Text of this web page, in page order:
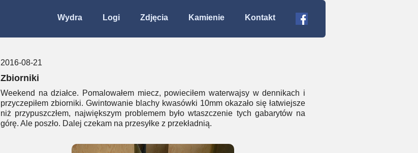
Wydra Logi Zdjęcia Kamienie Kontakt
2016-08-21
Zbiorniki
Weekend na działce. Pomalowałem miecz, powieciłem waterwajsy w dennikach i
przyczepiłem zbiorniki. Gwintowanie blachy kwasówki 10mm okazało się łatwiejsze
niż przypuszczłem, największym problemem było wtaszczenie tych gabarytów na
górę. Ale poszło. Dalej czekam na przesyłke z przekładnią.